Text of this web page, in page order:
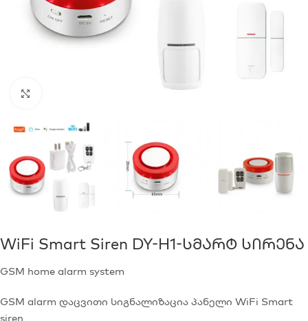
WiFi Smart Siren DY-H1-Სმარტ Სირენა
GSM home alarm system
GSM alarm დაცვითი სიგნალიზაცია პანელი WiFi Smart
siren